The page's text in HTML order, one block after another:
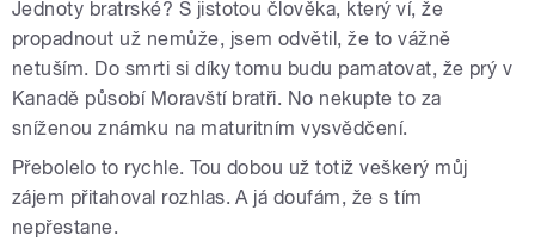
Jednoty bratrské? S jistotou člověka, který ví, že
propadnout už nemůže, jsem odvětil, že to vážně
netuším. Do smrti si díky tomu budu pamatovat, že prý v
Kanadě působí Moravští bratři. No nekupte to za
sníženou známku na maturitním vysvědčení.
Přebolelo to rychle. Tou dobou už totiž veškerý můj
zájem přitahoval rozhlas. A já doufám, že s tím
nepřestane.